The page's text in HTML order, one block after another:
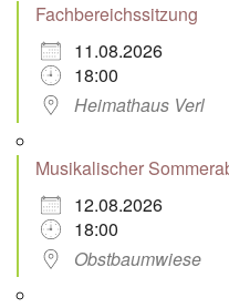
Fachbereichssitzung
11.08.2026
18:00
Heimathaus Verl
Musikalischer
12.08.2026
18:00
Obstbaumwiese